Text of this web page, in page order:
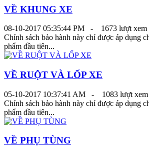
VỀ KHUNG XE
08-10-2017 05:35:44 PM -
1673 lượt xem
Chính sách bảo hành này chỉ được áp dụng
phẩm đầu tiên...
VỀ RUỘT VÀ LỐP XE
05-10-2017 10:37:41 AM -
1083 lượt xem
Chính sách bảo hành này chỉ được áp dụng
phẩm đầu tiên...
VỀ PHỤ TÙNG